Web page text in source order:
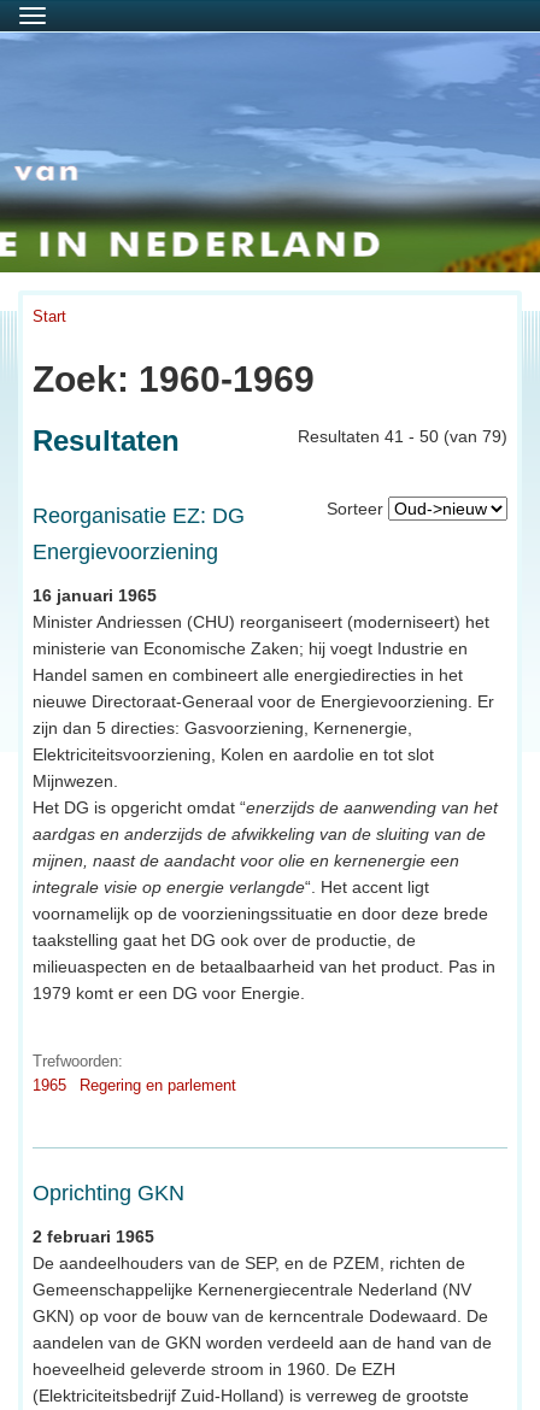
Menu
Start
Zoek: 1960-1969
Resultaten 41 - 50 (van 79)
Resultaten
Sorteer
Reorganisatie EZ: DG
Energievoorziening
16 januari 1965
Minister Andriessen (CHU) reorganiseert (moderniseert) het
ministerie van Economische Zaken; hij voegt Industrie en
Handel samen en combineert alle energiedirecties in het
nieuwe Directoraat-Generaal voor de Energievoorziening. Er
zijn dan 5 directies: Gasvoorziening, Kernenergie,
Elektriciteitsvoorziening, Kolen en aardolie en tot slot
Mijnwezen.
Het DG is opgericht omdat “enerzijds de aanwending van het
aardgas en anderzijds de afwikkeling van de sluiting van de
mijnen, naast de aandacht voor olie en kernenergie een
integrale visie op energie verlangde“. Het accent ligt
voornamelijk op de voorzieningssituatie en door deze brede
taakstelling gaat het DG ook over de productie, de
milieuaspecten en de betaalbaarheid van het product. Pas in
1979 komt er een DG voor Energie.
Trefwoorden:
1965
Regering en parlement
Oprichting GKN
2 februari 1965
De aandeelhouders van de SEP, en de PZEM, richten de
Gemeenschappelijke Kernenergiecentrale Nederland (NV
GKN) op voor de bouw van de kerncentrale Dodewaard. De
aandelen van de GKN worden verdeeld aan de hand van de
hoeveelheid geleverde stroom in 1960. De EZH
(Elektriciteitsbedrijf Zuid-Holland) is verreweg de grootste